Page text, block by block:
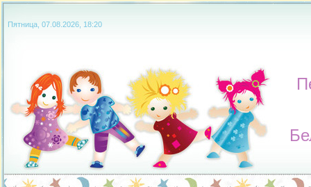
Пятница, 07.08.2026, 18:20